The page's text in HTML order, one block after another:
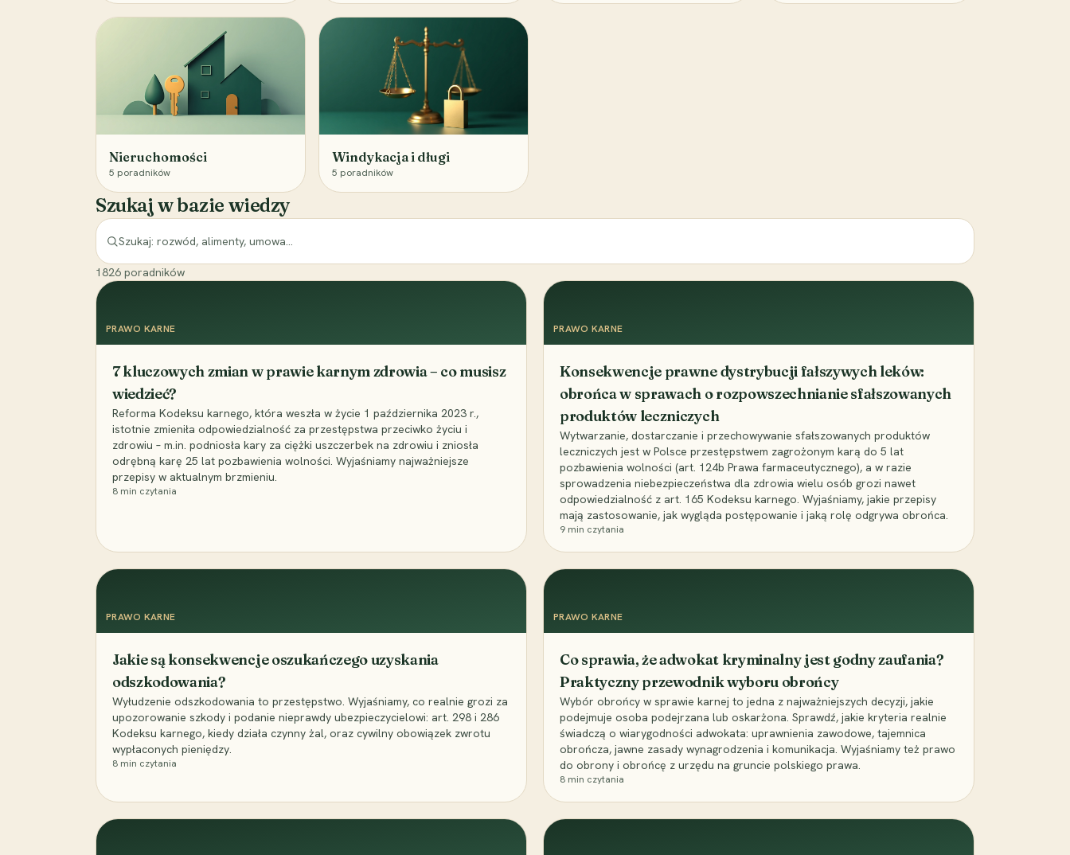
Nieruchomości
5 poradników
Windykacja i długi
5 poradników
Szukaj w bazie wiedzy
1826 poradników
PRAWO KARNE
7 kluczowych zmian w prawie karnym zdrowia – co musisz
wiedzieć?
Reforma Kodeksu karnego, która weszła w życie 1 października 2023 r.,
istotnie zmieniła odpowiedzialność za przestępstwa przeciwko życiu i
zdrowiu – m.in. podniosła kary za ciężki uszczerbek na zdrowiu i zniosła
odrębną karę 25 lat pozbawienia wolności. Wyjaśniamy najważniejsze
przepisy w aktualnym brzmieniu.
8 min czytania
PRAWO KARNE
Konsekwencje prawne dystrybucji fałszywych leków:
obrońca w sprawach o rozpowszechnianie sfałszowanych
produktów leczniczych
Wytwarzanie, dostarczanie i przechowywanie sfałszowanych produktów
leczniczych jest w Polsce przestępstwem zagrożonym karą do 5 lat
pozbawienia wolności (art. 124b Prawa farmaceutycznego), a w razie
sprowadzenia niebezpieczeństwa dla zdrowia wielu osób grozi nawet
odpowiedzialność z art. 165 Kodeksu karnego. Wyjaśniamy, jakie przepisy
mają zastosowanie, jak wygląda postępowanie i jaką rolę odgrywa obrońca.
9 min czytania
PRAWO KARNE
Jakie są konsekwencje oszukańczego uzyskania
odszkodowania?
Wyłudzenie odszkodowania to przestępstwo. Wyjaśniamy, co realnie grozi za
upozorowanie szkody i podanie nieprawdy ubezpieczycielowi: art. 298 i 286
Kodeksu karnego, kiedy działa czynny żal, oraz cywilny obowiązek zwrotu
wypłaconych pieniędzy.
8 min czytania
PRAWO KARNE
Co sprawia, że adwokat kryminalny jest godny zaufania?
Praktyczny przewodnik wyboru obrońcy
Wybór obrońcy w sprawie karnej to jedna z najważniejszych decyzji, jakie
podejmuje osoba podejrzana lub oskarżona. Sprawdź, jakie kryteria realnie
świadczą o wiarygodności adwokata: uprawnienia zawodowe, tajemnica
obrończa, jawne zasady wynagrodzenia i komunikacja. Wyjaśniamy też prawo
do obrony i obrońcę z urzędu na gruncie polskiego prawa.
8 min czytania